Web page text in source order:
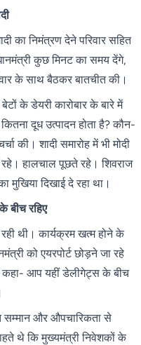
का निमंत्रण देने परिवार सहित
कुछ मिनट का समय देंगे,
के साथ बैठकर बातचीत की।
के डेयरी कारोबार के बारे में
दूध उत्पादन होता है? कौन-
की। शादी समारोह में भी मोदी
रहे। हालचाल पूछते रहे। शिवराज
मुखिया दिखाई दे रहा था।
बीच रहिए
थी। कार्यक्रम खत्म होने के
को एयरपोर्ट छोड़ने जा रहे
कहा- आप यहीं डेलीगेट्स के बीच
सम्मान और औपचारिकता से
थे कि मुख्यमंत्री निवेशकों के